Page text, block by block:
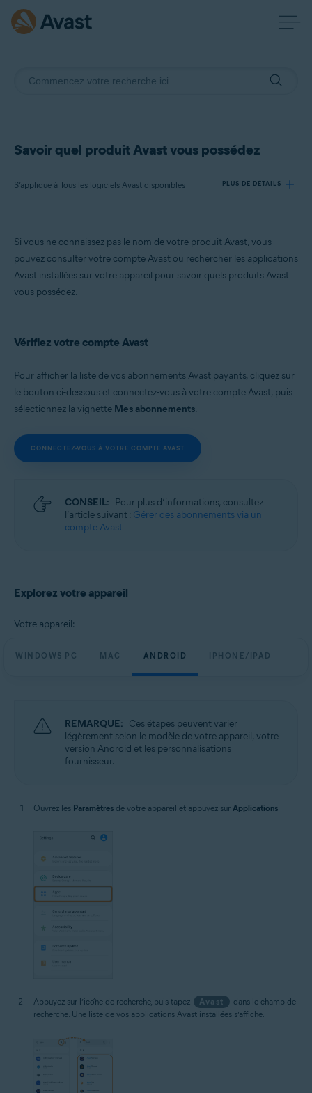
Savoir quel produit Avast vous possédez
S’applique à Tous les logiciels Avast disponibles PLUS DE DÉTAILS
Tous les logiciels Avast disponibles
Si vous ne connaissez pas le nom de votre produit Avast, vous
pouvez consulter votre compte Avast ou rechercher les applications
Avast installées sur votre appareil pour savoir quels produits Avast
vous possédez.
Vérifiez votre compte Avast
Pour afficher la liste de vos abonnements Avast payants, cliquez sur
le bouton ci-dessous et connectez-vous à votre compte Avast, puis
sélectionnez la vignette Mes abonnements.
CONNECTEZ-VOUS À VOTRE COMPTE AVAST
CONSEIL: Pour plus d’informations, consultez
l’article suivant : Gérer des abonnements via un
compte Avast
Explorez votre appareil
Votre appareil:
WINDOWS PC MAC ANDROID IPHONE/IPAD
REMARQUE: Ces étapes peuvent varier
légèrement selon le modèle de votre appareil, votre
version Android et les personnalisations
fournisseur.
Ouvrez les Paramètres de votre appareil et appuyez sur Applications.
Appuyez sur l’icône de recherche, puis tapez Avast
dans le champ de
recherche. Une liste de vos applications Avast installées s’affiche.